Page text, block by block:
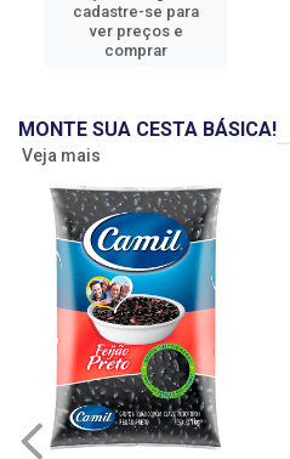
cadastre-se para
ver preços e
comprar
MONTE SUA CESTA BÁSICA!
Veja mais